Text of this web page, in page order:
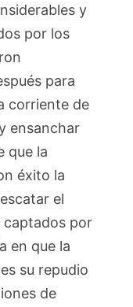
y
por los
para
corriente de
ensanchar
que la
éxito la
el
captados por
en que la
su repudio
de